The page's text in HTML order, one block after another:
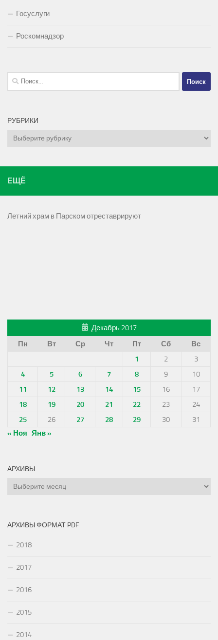
Госуслуги
Роскомнадзор
Найти:
РУБРИКИ
Рубрики
ЕЩЁ
Летний храм в Парском отреставрируют
Декабрь 2017
Пн
Вт Ср Чт Пт Сб
Вс
1
2
3
4
5 6 7 8 9
10
11
12 13 14 15 16
17
18
19 20 21 22 23
24
25
26 27 28 29 30
31
« Ноя Янв »
АРХИВЫ
Архивы
АРХИВЫ ФОРМАТ PDF
2018
2017
2016
2015
2014